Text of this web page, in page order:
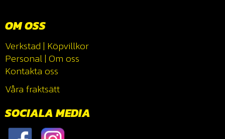
OM OSS
Verkstad | Köpvillkor
Personal| Om oss
Kontakta oss
Våra fraktsätt
SOCIALA MEDIA